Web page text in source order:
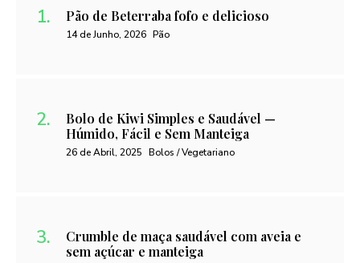
Pão de Beterraba fofo e delicioso
14 de Junho, 2026 Pão
Bolo de Kiwi Simples e Saudável —
Húmido, Fácil e Sem Manteiga
26 de Abril, 2025 Bolos / Vegetariano
Crumble de maça saudável com aveia e
sem açúcar e manteiga